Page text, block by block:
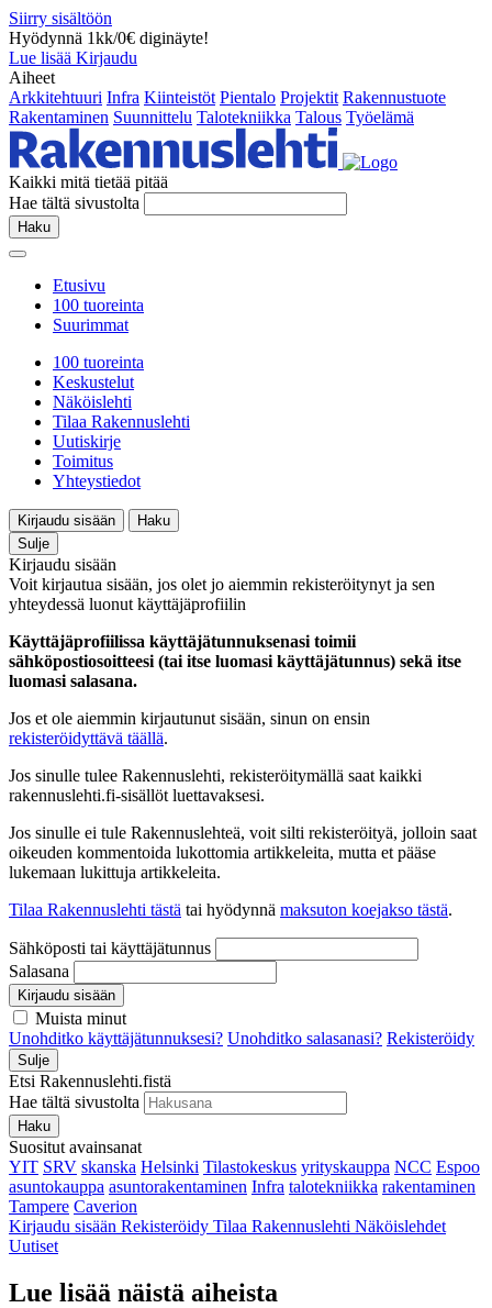
Siirry sisältöön
Hyödynnä 1kk/0€ diginäyte!
Lue lisää Kirjaudu
Aiheet
Arkkitehtuuri Infra Kiinteistöt Pientalo Projektit Rakennustuote
Rakentaminen Suunnittelu Talotekniikka Talous Työelämä
Kaikki mitä tietää pitää
Hae tältä sivustolta
Haku
Etusivu
100 tuoreinta
Suurimmat
100 tuoreinta
Keskustelut
Näköislehti
Tilaa Rakennuslehti
Uutiskirje
Toimitus
Yhteystiedot
Kirjaudu sisään
Haku
Sulje
Kirjaudu sisään
Voit kirjautua sisään, jos olet jo aiemmin rekisteröitynyt ja sen
yhteydessä luonut käyttäjäprofiilin
Käyttäjäprofiilissa käyttäjätunnuksenasi toimii
sähköpostiosoitteesi (tai itse luomasi käyttäjätunnus) sekä itse
luomasi salasana.
Jos et ole aiemmin kirjautunut sisään, sinun on ensin
rekisteröidyttävä täällä.
Jos sinulle tulee Rakennuslehti, rekisteröitymällä saat kaikki
rakennuslehti.fi-sisällöt luettavaksesi.
Jos sinulle ei tule Rakennuslehteä, voit silti rekisteröityä, jolloin saat
oikeuden kommentoida lukottomia artikkeleita, mutta et pääse
lukemaan lukittuja artikkeleita.
Tilaa Rakennuslehti tästä tai hyödynnä maksuton koejakso tästä.
Sähköposti tai käyttäjätunnus
Salasana
Kirjaudu sisään
Muista minut
Unohditko käyttäjätunnuksesi? Unohditko salasanasi? Rekisteröidy
Sulje
Etsi Rakennuslehti.fistä
Hae tältä sivustolta
Haku
Suositut avainsanat
YIT SRV skanska Helsinki Tilastokeskus yrityskauppa NCC Espoo
asuntokauppa asuntorakentaminen Infra talotekniikka rakentaminen
Tampere Caverion
Kirjaudu sisään Rekisteröidy Tilaa Rakennuslehti Näköislehdet
Uutiset
Lue lisää näistä aiheista